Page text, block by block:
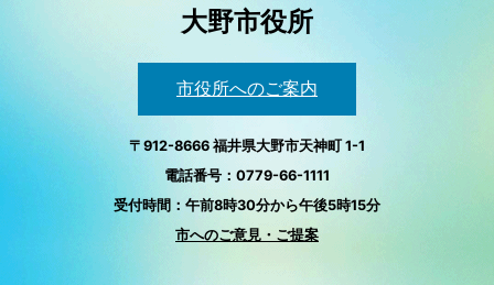
大野市役所
市役所へのご案内
〒912-8666 福井県大野市天神町 1-1
電話番号：0779-66-1111
受付時間：午前8時30分から午後5時15分
市へのご意見・ご提案